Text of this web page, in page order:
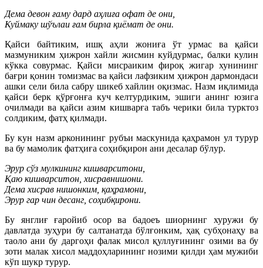
Дема девон ғаму дард аҳлиға офат де они,
Куймаку шўълаи ғам бирла қиёмат де они.
Қайси байтиким, ишқ аҳли жониға ўт урмас ва қайси
мазмуниким ҳижрон хайли жисмин куйдурмас, балки кулин
кўкка совурмас. Қайси мисраиким фироқ жигар хунининг
бағри қонин томизмас ва қайси лафзиким ҳижрон дармондаси
ашки сели била сабру шикеб хайлин оқизмас. Назм иқлимида
қайси берк қўрғонға куч келтурдиким, эшиги анинг юзига
очилмади ва қайси азим кишварға табъ черики била турктоз
солдиким, фатҳ қилмади.
Бу кун назм арконининг рубъи маскунида қаҳрамон ул турур
ва бу мамолик фатҳиға соҳибқирон ани десалар бўлур.
Эрур сўз мулкининг кишварситони,
Қаю кишварситон, хисравнишони.
Дема хисрав нишонким, қаҳрамони,
Эрур гар чин десанг, соҳибқирони.
Бу янглиғ ғаройиб осор ва бадоеъ шиорнинг хуружи бу
давлатда зуҳури бу салтанатда бўлғонким, ҳақ субҳонаҳу ва
таоло ани бу даргоҳи фалак мисол қуллуғининг озими ва бу
зоти малак хисол маддоҳларининг нозими қилди ҳам мужиби
кўп шукр турур.